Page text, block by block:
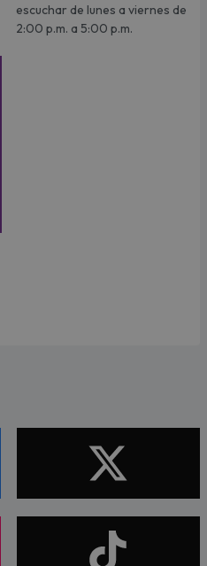
escuchar de lunes a viernes de
2:00 p.m. a 5:00 p.m.